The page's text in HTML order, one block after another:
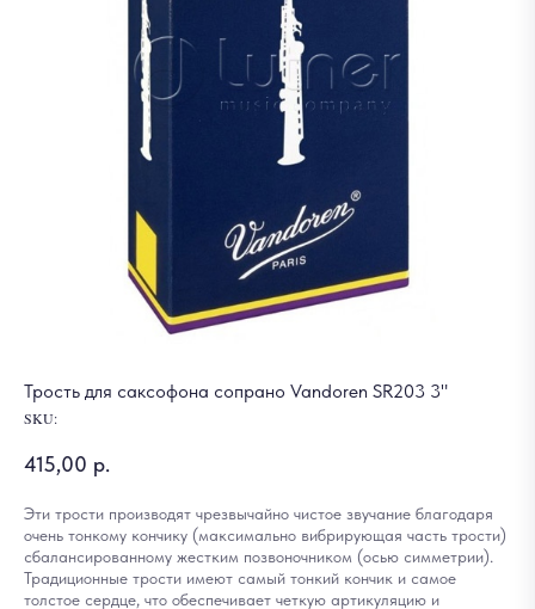
Трость для саксофона сопрано Vandoren SR203 3"
SKU:
415,00 р.
Эти трости производят чрезвычайно чистое звучание благодаря
очень тонкому кончику (максимально вибрирующая часть трости)
сбалансированному жестким позвоночником (осью симметрии).
Традиционные трости имеют самый тонкий кончик и самое
толстое сердце, что обеспечивает четкую артикуляцию и